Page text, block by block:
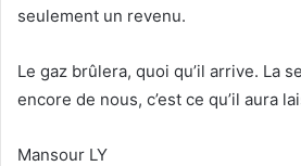
seulement un revenu.
Le gaz brûlera, quoi qu’il arrive. La
encore de nous, c’est ce qu’il aura
Mansour LY